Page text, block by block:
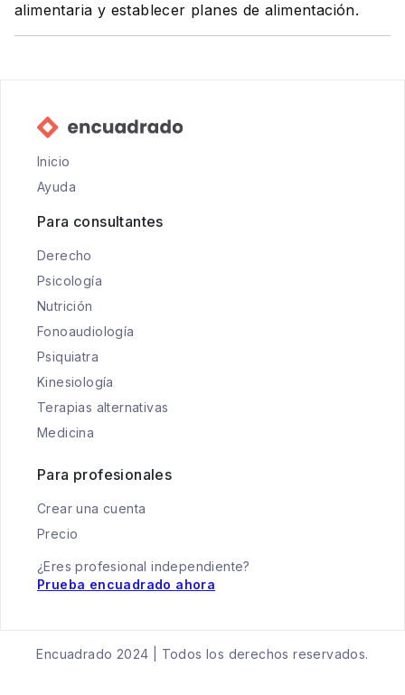
alimentaria y establecer planes de alimentación.
Inicio
Ayuda
Para consultantes
Derecho
Psicología
Nutrición
Fonoaudiología
Psiquiatra
Kinesiología
Terapias alternativas
Medicina
Para profesionales
Crear una cuenta
Precio
¿Eres profesional independiente?
Prueba encuadrado ahora
Encuadrado 2024 | Todos los derechos reservados.